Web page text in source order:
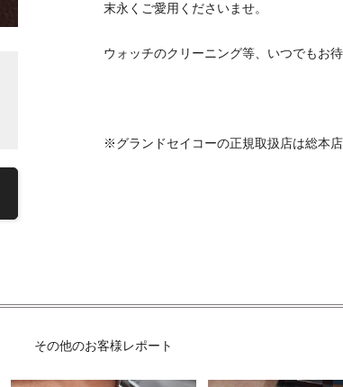
末永くご愛用くださいませ。
ウォッチのクリーニング等、いつでもお待
※グランドセイコーの正規取扱店は総本店
その他のお客様レポート